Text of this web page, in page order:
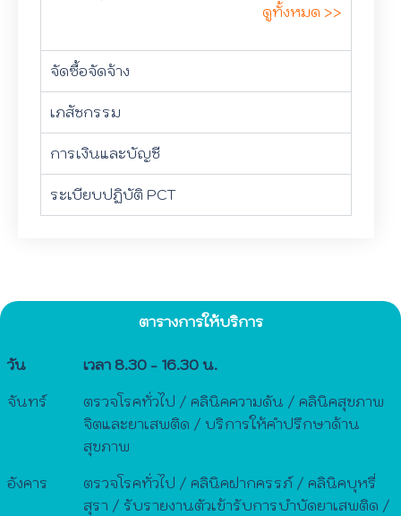
ดูทั้งหมด >>
จัดซื้อจัดจ้าง
เภสัชกรรม
การเงินและบัญชี
ระเบียบปฏิบัติ PCT
ตารางการให้บริการ
วัน เวลา 8.30 - 16.30 น.
จันทร์
ตรวจโรคทั่วไป / คลินิคความดัน / คลินิคสุขภาพ
จิตและยาเสพติด / บริการให้คำปรึกษาด้าน
สุขภาพ
อังคาร
ตรวจโรคทั่วไป / คลินิคฝากครรภ์ / คลินิคบุหรี่
สุรา / รับรายงานตัวเข้ารับการบำบัดยาเสพติด /